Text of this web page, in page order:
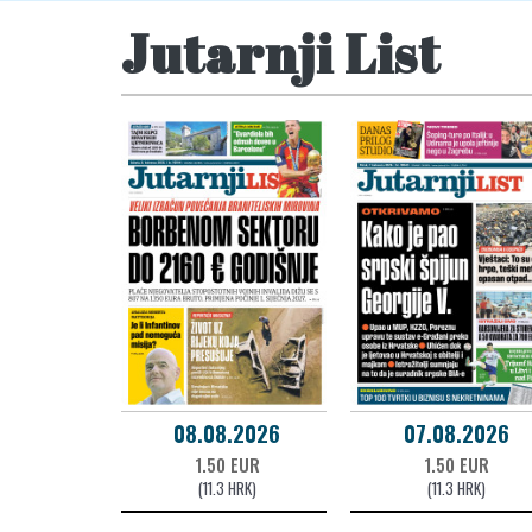
Jutarnji List
08.08.2026
1.50 EUR
(11.3 HRK)
07.08.2026
1.50 EUR
(11.3 HRK)